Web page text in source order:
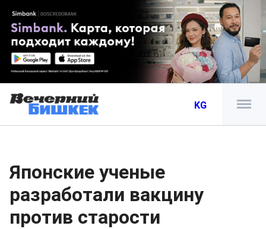
KG
Японские ученые
разработали вакцину
против старости